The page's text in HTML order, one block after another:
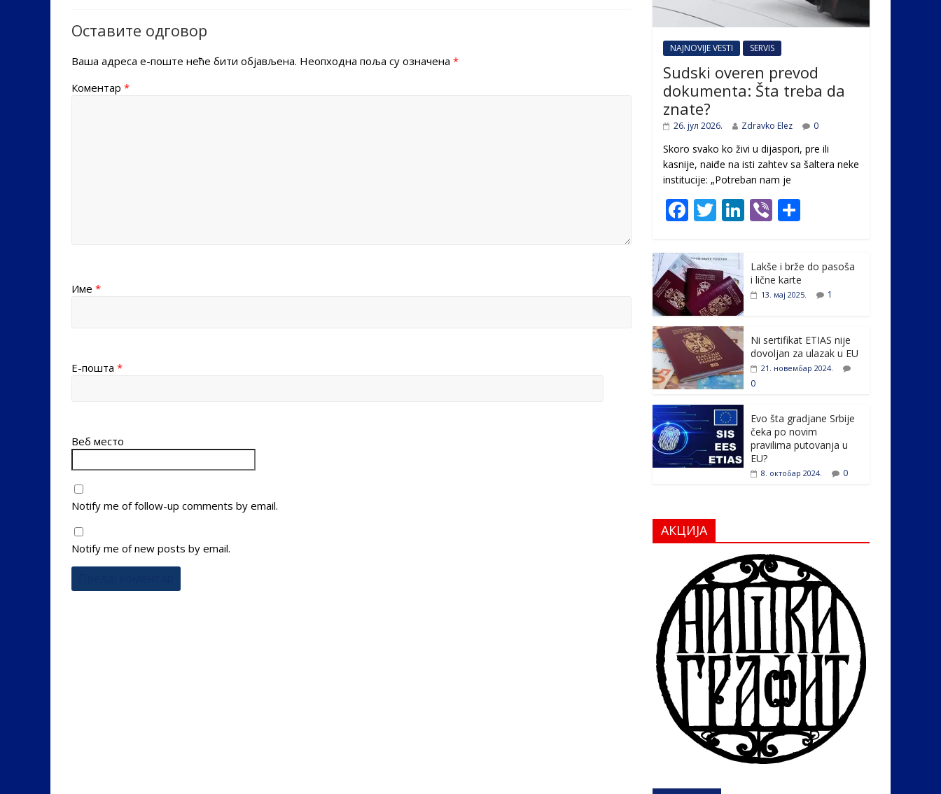
Оставите одговор
Ваша адреса е-поште неће бити објављена. Неопходна поља су означена *
Коментар *
Име *
Е-пошта *
Веб место
Notify me of follow-up comments by email.
Notify me of new posts by email.
NAJNOVIJE VESTI SERVIS
Sudski overen prevod
dokumenta: Šta treba da
znate?
26. јул 2026. Zdravko Elez 0
Skoro svako ko živi u dijaspori, pre ili
kasnije, naiđe na isti zahtev sa šaltera neke
institucije: „Potreban nam je
F
e
b
o
o
k
T
itt
er
Li
e
dI
Vi
er ar
e
Lakše i brže do pasoša
i lične karte
13. мај 2025. 1
Ni sertifikat ETIAS nije
dovoljan za ulazak u EU
21. новембар 2024.
0
Evo šta gradjane Srbije
čeka po novim
pravilima putovanja u
EU?
8. октобар 2024. 0
АКЦИЈА